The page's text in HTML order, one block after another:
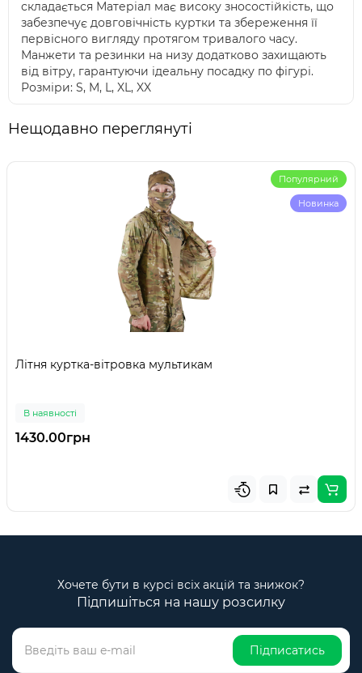
складається Матеріал має високу зносостійкість, що
забезпечує довговічність куртки та збереження її
первісного вигляду протягом тривалого часу.
Манжети та резинки на низу додатково захищають
від вітру, гарантуючи ідеальну посадку по фігурі.
Розміри: S, M, L, XL, XX
Нещодавно переглянуті
Популярний
Новинка
Літня куртка-вітровка мультикам
В наявності
1430.00грн
Хочете бути в курсі всіх акцій та знижок?
Підпишіться на нашу розсилку
Підписатись